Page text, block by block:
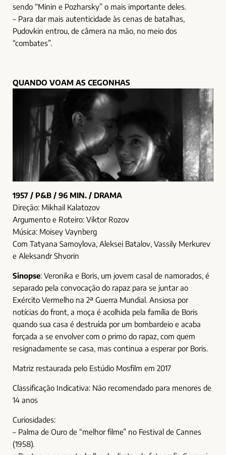
sendo “Minin e Pozharsky” o mais importante deles.
– Para dar mais autenticidade às cenas de batalhas,
Pudovkin entrou, de câmera na mão, no meio dos
“combates”.
QUANDO VOAM AS CEGONHAS
1957 / P&B / 96 MIN. / DRAMA
Direção: Mikhail Kalatozov
Argumento e Roteiro: Viktor Rozov
Música: Moisey Vaynberg
Com Tatyana Samoylova, Aleksei Batalov, Vassily Merkurev
e Aleksandr Shvorin
Sinopse: Veronika e Boris, um jovem casal de namorados, é
separado pela convocação do rapaz para se juntar ao
Exército Vermelho na 2ª Guerra Mundial. Ansiosa por
notícias do front, a moça é acolhida pela família de Boris
quando sua casa é destruída por um bombardeio e acaba
forçada a se envolver com o primo do rapaz, com quem
resignadamente se casa, mas continua a esperar por Boris.
Matriz restaurada pelo Estúdio Mosfilm em 2017
Classificação Indicativa: Não recomendado para menores de
14 anos
Curiosidades:
– Palma de Ouro de “melhor filme” no Festival de Cannes
(1958).